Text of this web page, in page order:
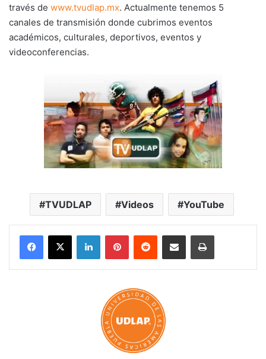
través de www.tvudlap.mx. Actualmente tenemos 5
canales de transmisión donde cubrimos eventos
académicos, culturales, deportivos, eventos y
videoconferencias.
TVUDLAP Videos YouTube
LinkedInPinterestReddit Share via Email Print